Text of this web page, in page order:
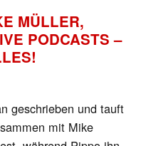
MÜLLER,
PODCASTS –
geschrieben und tauft
mit Mike